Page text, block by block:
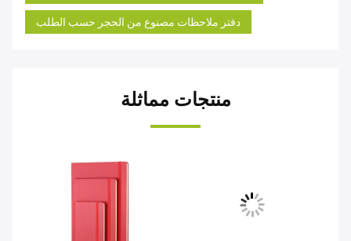
دفتر ملاحظات مصنوع من الحجر حسب الطلب
منتجات مماثلة